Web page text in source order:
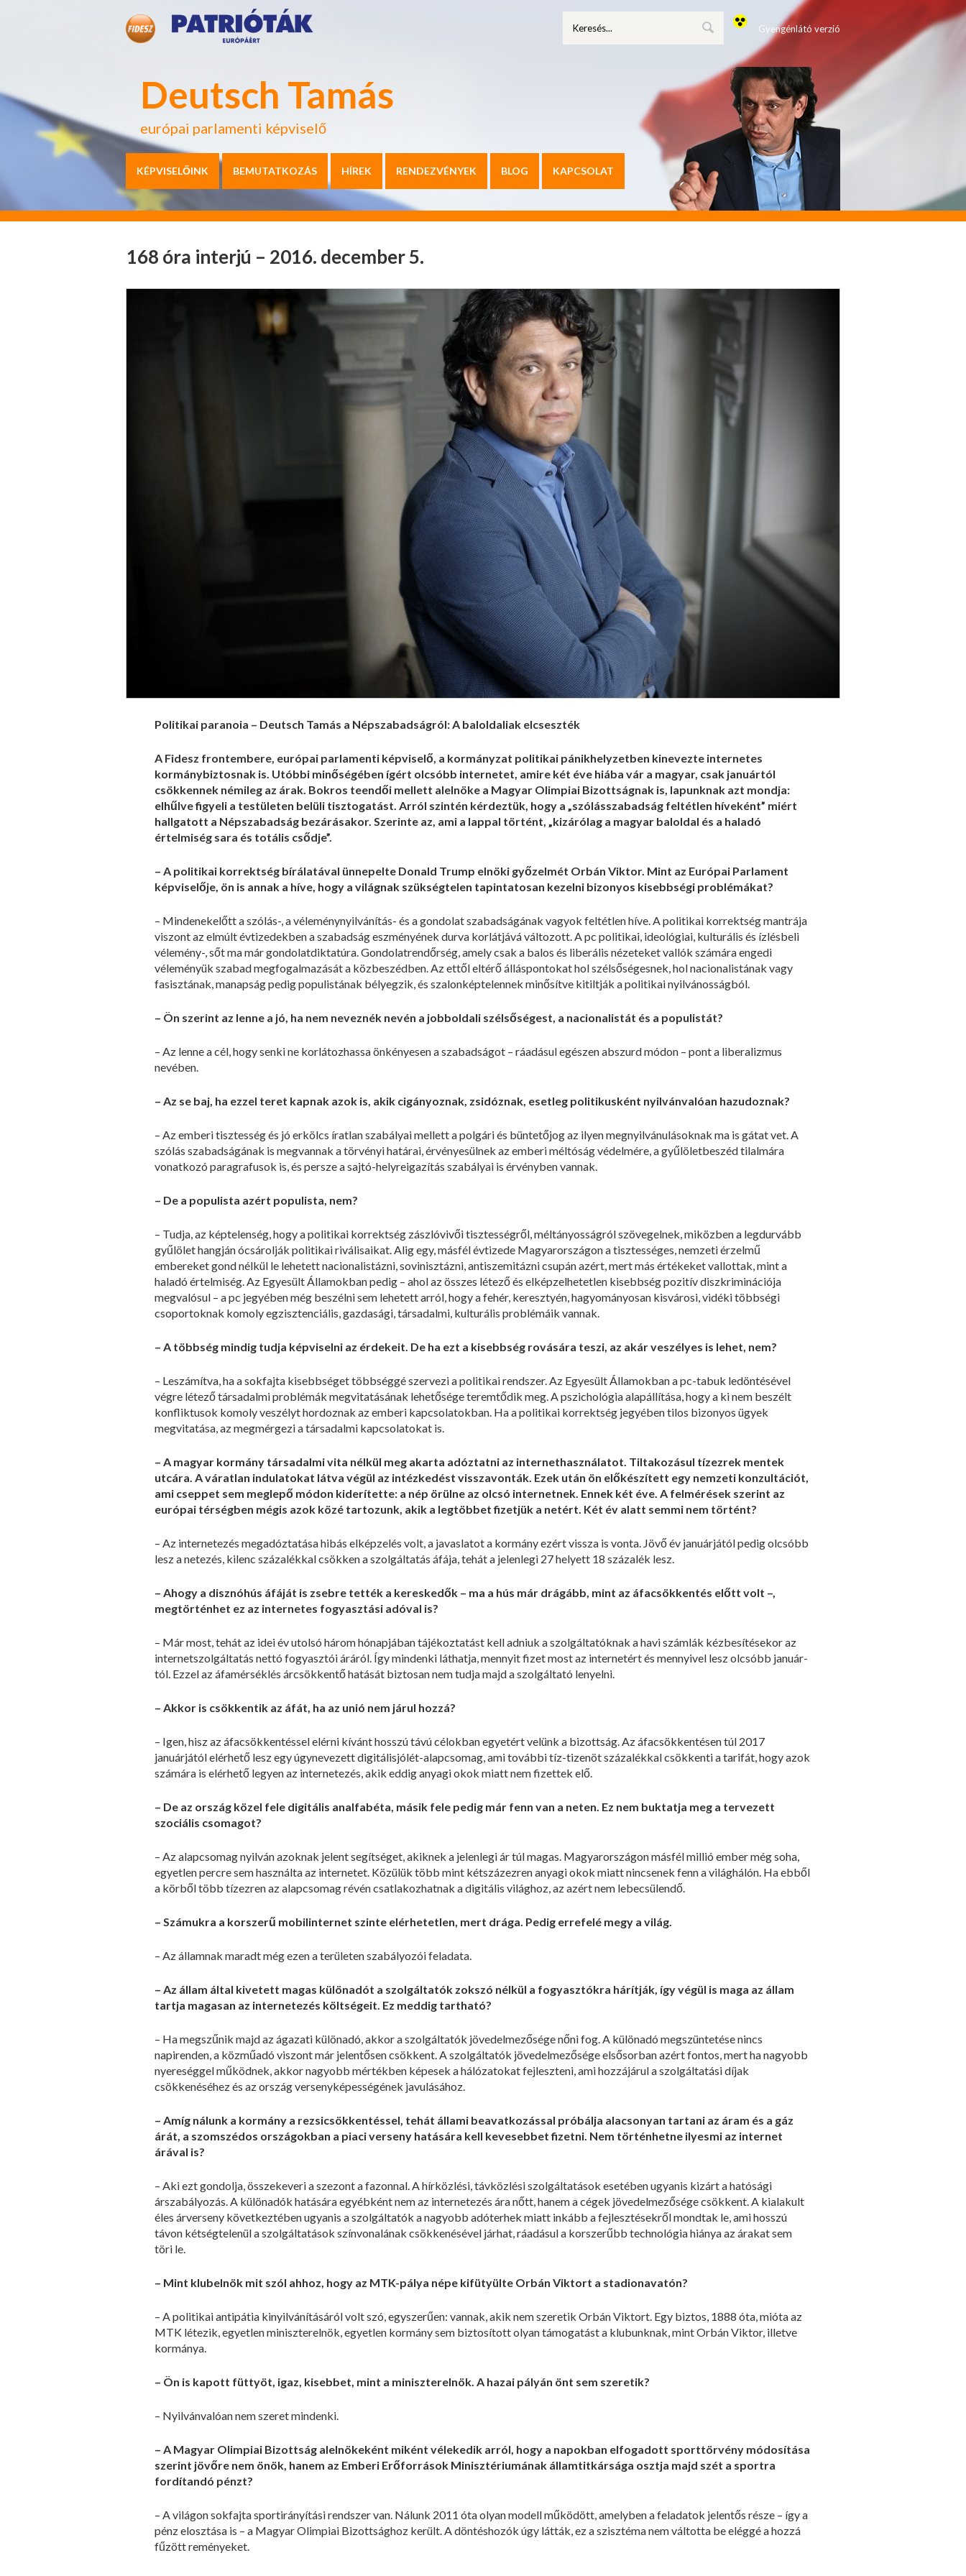
Deutsch Tamás
európai parlamenti képviselő
Gyengénlátó verzió
KÉPVISELŐINK BEMUTATKOZÁS HÍREK RENDEZVÉNYEK BLOG KAPCSOLAT
168 óra interjú – 2016. december 5.
Politikai paranoia – Deutsch Tamás a Népszabadságról: A baloldaliak elcseszték
A Fidesz frontembere, európai parlamenti képviselő, a kormányzat politikai pánikhelyzetben kinevezte internetes
kormánybiztosnak is. Utóbbi minőségében ígért olcsóbb internetet, amire két éve hiába vár a magyar, csak januártól
csökkennek némileg az árak. Bokros teendői mellett alelnöke a Magyar Olimpiai Bizottságnak is, lapunknak azt mondja:
elhűlve figyeli a testületen belüli tisztogatást. Arról szintén kérdeztük, hogy a „szólásszabadság feltétlen híveként” miért
hallgatott a Népszabadság bezárásakor. Szerinte az, ami a lappal történt, „kizárólag a magyar baloldal és a haladó
értelmiség sara és totális csődje”.
– A politikai korrektség bírálatával ünnepelte Donald Trump elnöki győzelmét Orbán Viktor. Mint az Európai Parlament
képviselője, ön is annak a híve, hogy a világnak szükségtelen tapintatosan kezelni bizonyos kisebbségi problémákat?
– Mindenekelőtt a szólás-, a véleménynyilvánítás- és a gondolat szabadságának vagyok feltétlen híve. A politikai korrektség mantrája
viszont az elmúlt évtizedekben a szabadság eszményének durva korlátjává változott. A pc politikai, ideológiai, kulturális és ízlésbeli
vélemény-, sőt ma már gondolatdiktatúra. Gondolatrendőrség, amely csak a balos és liberális nézeteket vallók számára engedi
véleményük szabad megfogalmazását a közbeszédben. Az ettől eltérő álláspontokat hol szélsőségesnek, hol nacionalistának vagy
fasisztának, manapság pedig populistának bélyegzik, és szalonképtelennek minősítve kitiltják a politikai nyilvánosságból.
– Ön szerint az lenne a jó, ha nem neveznék nevén a jobboldali szélsőségest, a nacionalistát és a populistát?
– Az lenne a cél, hogy senki ne korlátozhassa önkényesen a szabadságot – ráadásul egészen abszurd módon – pont a liberalizmus
nevében.
– Az se baj, ha ezzel teret kapnak azok is, akik cigányoznak, zsidóznak, esetleg politikusként nyilvánvalóan hazudoznak?
– Az emberi tisztesség és jó erkölcs íratlan szabályai mellett a polgári és büntetőjog az ilyen megnyilvánulásoknak ma is gátat vet. A
szólás szabadságának is megvannak a törvényi határai, érvényesülnek az emberi méltóság védelmére, a gyűlöletbeszéd tilalmára
vonatkozó paragrafusok is, és persze a sajtó-helyreigazítás szabályai is érvényben vannak.
– De a populista azért populista, nem?
– Tudja, az képtelenség, hogy a politikai korrektség zászlóvivői tisztességről, méltányosságról szövegelnek, miközben a legdurvább
gyűlölet hangján ócsárolják politikai riválisaikat. Alig egy, másfél évtizede Magyarországon a tisztességes, nemzeti érzelmű
embereket gond nélkül le lehetett nacionalistázni, sovinisztázni, antiszemitázni csupán azért, mert más értékeket vallottak, mint a
haladó értelmiség. Az Egyesült Államokban pedig – ahol az összes létező és elképzelhetetlen kisebbség pozitív diszkriminációja
megvalósul – a pc jegyében még beszélni sem lehetett arról, hogy a fehér, keresztyén, hagyományosan kisvárosi, vidéki többségi
csoportoknak komoly egzisztenciális, gazdasági, társadalmi, kulturális problémáik vannak.
– A többség mindig tudja képviselni az érdekeit. De ha ezt a kisebbség rovására teszi, az akár veszélyes is lehet, nem?
– Leszámítva, ha a sokfajta kisebbséget többséggé szervezi a politikai rendszer. Az Egyesült Államokban a pc-tabuk ledöntésével
végre létező társadalmi problémák megvitatásának lehetősége teremtődik meg. A pszichológia alapállítása, hogy a ki nem beszélt
konfliktusok komoly veszélyt hordoznak az emberi kapcsolatokban. Ha a politikai korrektség jegyében tilos bizonyos ügyek
megvitatása, az megmérgezi a társadalmi kapcsolatokat is.
– A magyar kormány társadalmi vita nélkül meg akarta adóztatni az internethasználatot. Tiltakozásul tízezrek mentek
utcára. A váratlan indulatokat látva végül az intézkedést visszavonták. Ezek után ön előkészített egy nemzeti konzultációt,
ami cseppet sem meglepő módon kiderítette: a nép örülne az olcsó internetnek. Ennek két éve. A felmérések szerint az
európai térségben mégis azok közé tartozunk, akik a legtöbbet fizetjük a netért. Két év alatt semmi nem történt?
– Az internetezés megadóztatása hibás elképzelés volt, a javaslatot a kormány ezért vissza is vonta. Jövő év januárjától pedig olcsóbb
lesz a netezés, kilenc százalékkal csökken a szolgáltatás áfája, tehát a jelenlegi 27 helyett 18 százalék lesz.
– Ahogy a disznóhús áfáját is zsebre tették a kereskedők – ma a hús már drágább, mint az áfacsökkentés előtt volt –,
megtörténhet ez az internetes fogyasztási adóval is?
– Már most, tehát az idei év utolsó három hónapjában tájékoztatást kell adniuk a szolgáltatóknak a havi számlák kézbesítésekor az
internetszolgáltatás nettó fogyasztói áráról. Így mindenki láthatja, mennyit fizet most az internetért és mennyivel lesz olcsóbb ja­­nuár­­
tól. Ezzel az áfamérséklés árcsökkentő hatását biztosan nem tudja majd a szolgáltató lenyelni.
– Akkor is csökkentik az áfát, ha az unió nem járul hozzá?
– Igen, hisz az áfacsökkentéssel elérni kívánt hosszú távú célokban egyetért velünk a bizottság. Az áfacsökkentésen túl 2017
januárjától elérhető lesz egy úgynevezett digitálisjólét-alapcsomag, ami további tíz-tizenöt százalékkal csökkenti a tarifát, hogy azok
számára is elérhető legyen az internetezés, akik eddig anyagi okok miatt nem fizettek elő.
– De az ország közel fele digitális analfabéta, másik fele pedig már fenn van a neten. Ez nem buktatja meg a tervezett
szociális csomagot?
– Az alapcsomag nyilván azoknak jelent segítséget, akiknek a jelenlegi ár túl magas. Magyarországon másfél millió ember még soha,
egyetlen percre sem használta az internetet. Közülük több mint kétszázezren anyagi okok miatt nincsenek fenn a világhálón. Ha ebből
a körből több tízezren az alapcsomag révén csatlakozhatnak a digitális világhoz, az azért nem lebecsülendő.
– Számukra a korszerű mobilinternet szinte elérhetetlen, mert drága. Pedig errefelé megy a világ.
– Az államnak maradt még ezen a területen szabályozói feladata.
– Az állam által kivetett magas különadót a szolgáltatók zokszó nélkül a fogyasztókra hárítják, így végül is maga az állam
tartja magasan az internetezés költségeit. Ez meddig tartható?
– Ha megszűnik majd az ágazati különadó, akkor a szolgáltatók jövedelmezősége nőni fog. A különadó megszüntetése nincs
napirenden, a közműadó viszont már jelentősen csökkent. A szolgáltatók jövedelmezősége elsősorban azért fontos, mert ha nagyobb
nyereséggel működnek, akkor nagyobb mértékben képesek a hálózatokat fejleszteni, ami hozzájárul a szolgáltatási díjak
csökkenéséhez és az ország versenyképességének javulásához.
– Amíg nálunk a kormány a rezsicsökkentéssel, tehát állami beavatkozással próbálja alacsonyan tartani az áram és a gáz
árát, a szomszédos országokban a piaci verseny hatására kell kevesebbet fizetni. Nem történhetne ilyesmi az internet
árával is?
– Aki ezt gondolja, összekeveri a szezont a fazonnal. A hírközlési, távközlési szolgáltatások esetében ugyanis kizárt a hatósági
árszabályozás. A különadók hatására egyébként nem az internetezés ára nőtt, hanem a cégek jövedelmezősége csökkent. A kialakult
éles árverseny következtében ugyanis a szolgáltatók a nagyobb adóterhek miatt inkább a fejlesztésekről mondtak le, ami hosszú
távon kétségtelenül a szolgáltatások színvonalának csökkenésével járhat, ráadásul a korszerűbb technológia hiánya az árakat sem
töri le.
– Mint klubelnök mit szól ahhoz, hogy az MTK-pálya népe kifütyülte Orbán Viktort a stadionavatón?
– A politikai antipátia kinyilvánításáról volt szó, egyszerűen: vannak, akik nem szeretik Orbán Viktort. Egy biztos, 1888 óta, mióta az
MTK létezik, egyetlen miniszterelnök, egyetlen kormány sem biztosított olyan támogatást a klubunknak, mint Orbán Viktor, illetve
kormánya.
– Ön is kapott füttyöt, igaz, kisebbet, mint a miniszterelnök. A hazai pályán önt sem szeretik?
– Nyilvánvalóan nem szeret mindenki.
– A Magyar Olimpiai Bizottság alelnökeként miként vélekedik arról, hogy a napokban elfogadott sporttörvény módosítása
szerint jövőre nem önök, hanem az Emberi Erőforrások Minisztériumának államtitkársága osztja majd szét a sportra
fordítandó pénzt?
– A világon sokfajta sportirányítási rendszer van. Nálunk 2011 óta olyan modell működött, amelyben a feladatok jelentős része – így a
pénz elosztása is – a Magyar Olimpiai Bizottsághoz került. A döntéshozók úgy látták, ez a szisztéma nem váltotta be eléggé a hozzá
fűzött reményeket.